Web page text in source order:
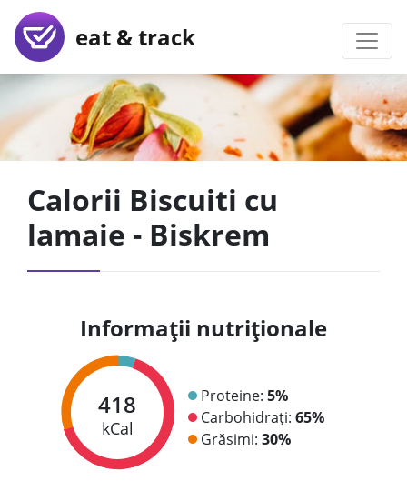
eat & track
Calorii Biscuiti cu
lamaie - Biskrem
Informații nutriționale
418
kCal
Proteine: 5%
Carbohidrați: 65%
Grăsimi: 30%